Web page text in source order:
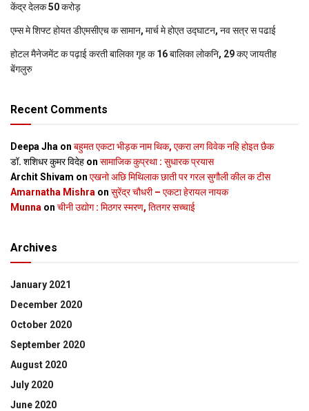
केंद्र देलक 50 करोड़
एम्स मे शिफ्ट होयत डीएमसीएच क सामान, मार्च मे होएत उद्घाटन, नव सत्र स पढाई
होटल मैनेजमेंट क पढ़ाई करती बालिका गृह क 16 बालिका लोकनि, 29 कए जायतीह
बेंगलुरु
Recent Comments
Deepa Jha on बहुमत एकटा भीड़क नाम थिक, एकरा लग विवेक नहि होइत छैक
डॉ. शशिधर कुमर विदेह on सामाजिक कुप्रथा : सुधारक प्रयास
Archit Shivam on एखनो अछि मिथिलाक छाती पर गरल सुगौली कील क टीस
Amarnatha Mishra on सुरेंद्र चौधरी – एकटा हेरायल नायक
Munna on चीनी उद्योग : मिठगर स्‍मरण, तितगर सच्‍चाई
Archives
January 2021
December 2020
October 2020
September 2020
August 2020
July 2020
June 2020